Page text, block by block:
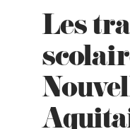
Les